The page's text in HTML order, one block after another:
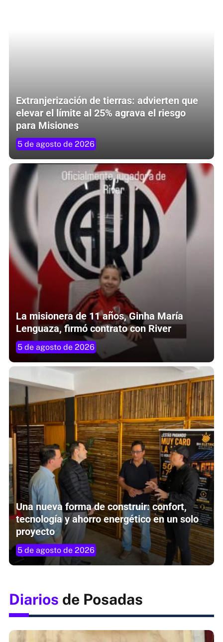
Extranjerización de tierras: advierten que
elevar el límite al 25% agrava el riesgo
para Misiones
5 de agosto de 2026
La misionera de 11 años, Ginha María
Lenguaza, firmó contrato con River
5 de agosto de 2026
Una nueva forma de construir: confort,
tecnología y ahorro energético en un solo
proyecto
5 de agosto de 2026
Diarios de Posadas